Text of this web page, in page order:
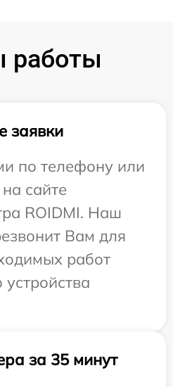
работы
заявки
по телефону или
сайте
ROIDMI. Наш
Вам для
работ
за 35 минут